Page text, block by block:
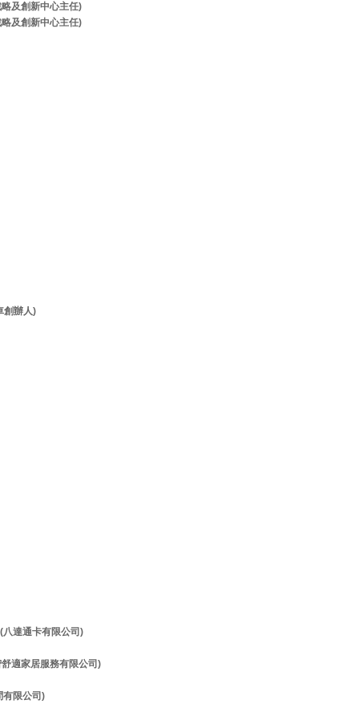
及創新中心主任)
及創新中心主任)
創辦人)
達通卡有限公司)
適家居服務有限公司)
有限公司)